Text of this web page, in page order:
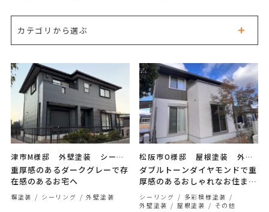
カテゴリから選ぶ
津市M様邸 外壁塗装 シーリ
ング工事 屋根補修 塀塗装
重厚感のあるダークグレーで存
在感のあるお宅へ
塀塗装 シーリング 外壁塗装
松阪市O様邸 屋根塗装 外壁
塗装 シーリング工事
ダブルトーンダイヤモンドで重
厚感のあるおしゃれなお住まい
へ
シーリング
多彩模様塗装
外壁塗装
屋根塗装 その他